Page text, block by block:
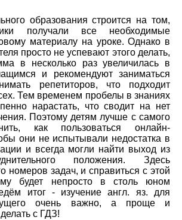
образования строится на том,
получали все необходимые
материалу на уроке. Однако в
просто не успевают этого делать,
в несколько раз увеличилась в
и рекомендуют заниматься
репетиторов, что подходит
Тем временем пробелы в знаниях
нарастать, что сводит на нет
Поэтому детям лучше с самого
как пользоваться онлайн-
они не испытывали недостатка в
и всегда могли найти выход из
положения. Здесь
номеров задач, и справиться с этой
будет непросто в столь юном
итог - изучение англ. яз. для
очень важно, а проще и
с ГДЗ!